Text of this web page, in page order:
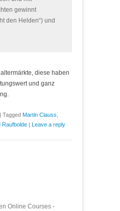
gewinnt
den Helden“) und
diese haben
und ganz
| Tagged Martin Clauss
Raufbolde | Leave a reply
Online Courses -